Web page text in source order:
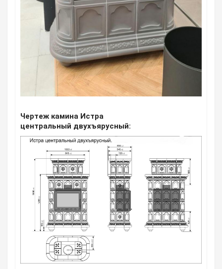
Чертеж камина Истра
центральный двухъярусный: